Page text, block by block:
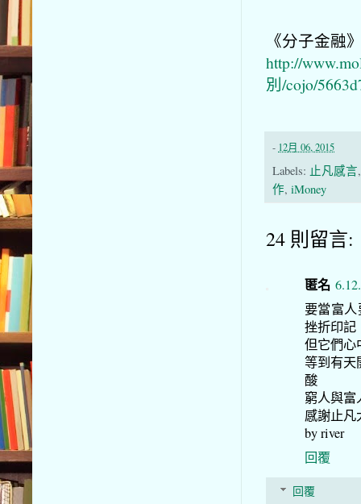
《分子金融
http://
別/cojo/
- 12月 06, 2015
Labels: 止凡感言
作, iMoney
24 則留言:
匿名
要當富
挫折印記
但它們心
等到有天
酸
窮人與富
感謝止凡
by river
回覆
回覆